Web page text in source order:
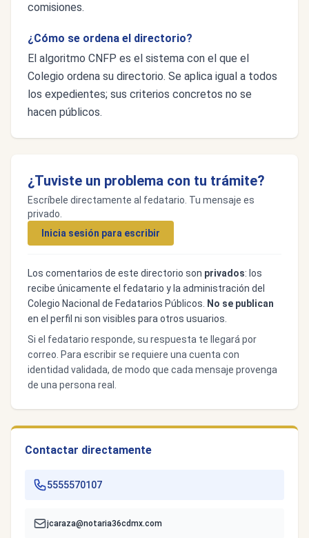
comisiones.
¿Cómo se ordena el directorio?
El algoritmo CNFP es el sistema con el que el
Colegio ordena su directorio. Se aplica igual a todos
los expedientes; sus criterios concretos no se
hacen públicos.
¿Tuviste un problema con tu trámite?
Escríbele directamente al fedatario. Tu mensaje es
privado.
Inicia sesión para escribir
Los comentarios de este directorio son privados: los
recibe únicamente el fedatario y la administración del
Colegio Nacional de Fedatarios Públicos.
No se publican
en el perfil ni son visibles para otros usuarios.
Si el fedatario responde, su respuesta te llegará por
correo. Para escribir se requiere una cuenta con
identidad validada, de modo que cada mensaje provenga
de una persona real.
Contactar directamente
5555570107
jcaraza@notaria36cdmx.com